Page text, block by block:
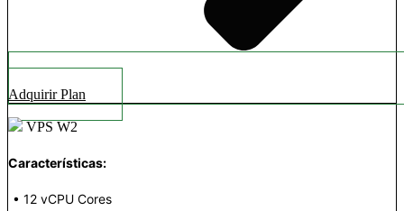
Adquirir Plan
VPS W2
Características:
• 12 vCPU Cores